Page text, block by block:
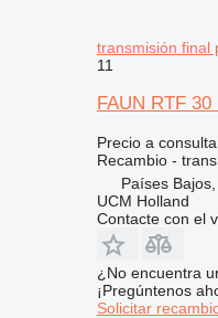
transmisión final
11
FAUN RTF
Precio a
Recambio -
Países
UCM Holland
Contacte con el
¿No encuentra
¡Pregúntenos
Solicitar